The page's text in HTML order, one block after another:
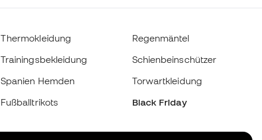
Thermokleidung
Trainingsbekleidung
Spanien Hemden
Fußballtrikots
Regenmäntel
Schienbeinschützer
Torwartkleidung
Black Friday